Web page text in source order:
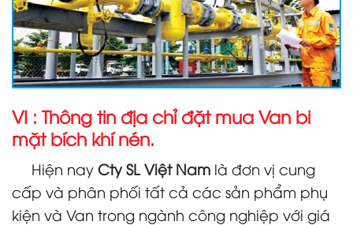
VI : Thông tin địa chỉ đặt mua Van bi
mặt bích khí nén.
Hiện nay Cty SL Việt Nam là đơn vị cung
cấp và phân phối tất cả các sản phẩm phụ
kiện và Van trong ngành công nghiệp với giá